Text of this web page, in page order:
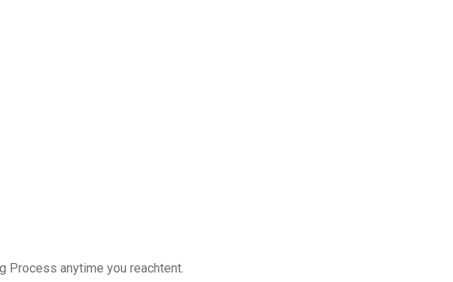
Process anytime you reachtent.